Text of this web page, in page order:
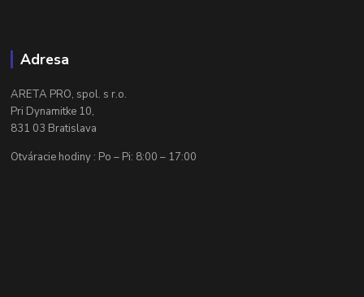
Adresa
ARETA PRO, spol. s r.o.
Pri Dynamitke 10,
831 03 Bratislava
Otváracie hodiny : Po – Pi: 8:00 – 17:00